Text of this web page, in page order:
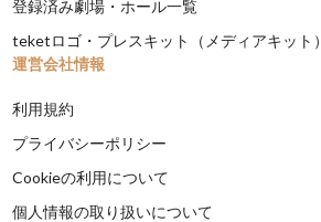
登録済み劇場・ホール一覧
teketロゴ・プレスキット（メディアキット）
運営会社情報
利用規約
プライバシーポリシー
Cookieの利用について
個人情報の取り扱いについて